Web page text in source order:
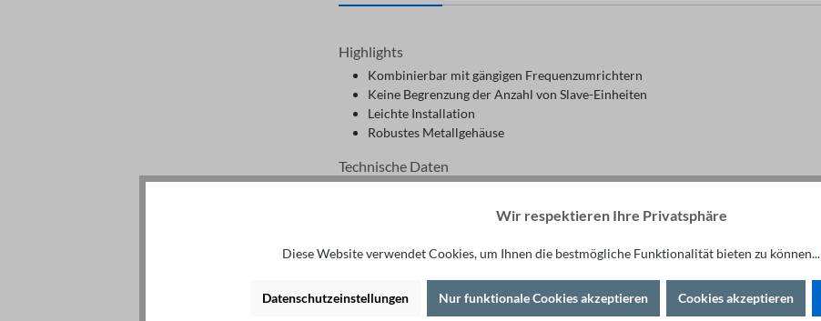
Highlights
Kombinierbar mit gängigen Frequenzumrichtern
Keine Begrenzung der Anzahl von Slave-Einheiten
Leichte Installation
Robustes Metallgehäuse
Technische Daten
Maximaler Dauerbremsstrom (A): 25
Schutz: Kurzschluss, Überhitzung, Über- und Unterspannung
CE-konform
Wir respektieren Ihre Privatsphäre
Diese Website verwendet Cookies, um Ihnen die bestmögliche Funktionalität bieten zu können...
Datenschutzeinstellungen Nur funktionale Cookies akzeptieren Cookies akzeptieren